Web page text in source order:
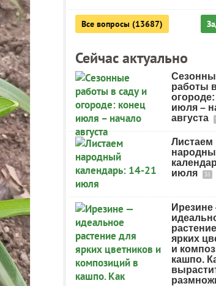
Все вопросы (13687)
Сейчас актуально
работы
июля –
августа
Листаем
июля
31
ярких
и
кашпо.